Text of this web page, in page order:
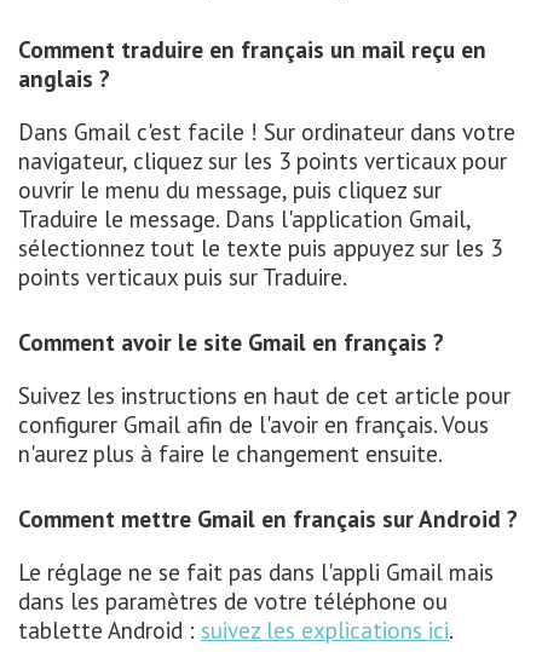
Comment traduire en français un mail reçu en
anglais ?
Dans Gmail c'est facile ! Sur ordinateur dans votre
navigateur, cliquez sur les 3 points verticaux pour
ouvrir le menu du message, puis cliquez sur
Traduire le message. Dans l'application Gmail,
sélectionnez tout le texte puis appuyez sur les 3
points verticaux puis sur Traduire.
Comment avoir le site Gmail en français ?
Suivez les instructions en haut de cet article pour
configurer Gmail afin de l'avoir en français. Vous
n'aurez plus à faire le changement ensuite.
Comment mettre Gmail en français sur Android ?
Le réglage ne se fait pas dans l'appli Gmail mais
dans les paramètres de votre téléphone ou
tablette Android : suivez les explications ici.